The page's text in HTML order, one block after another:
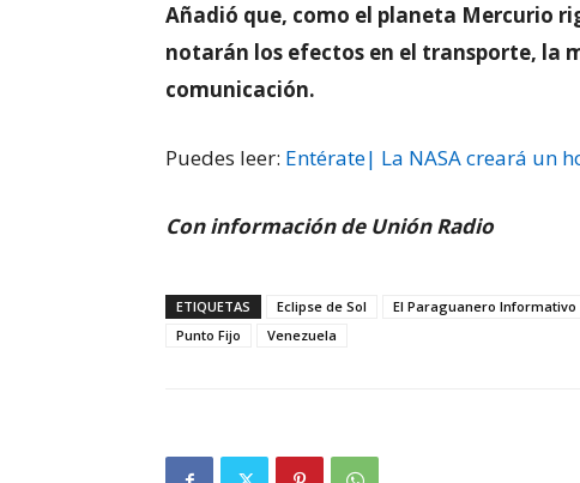
Añadió que, como el planeta Mercurio
notarán los efectos en el transporte, la
comunicación.
Puedes leer: Entérate| La NASA creará un
Con información de Unión Radio
ETIQUETAS Eclipse de Sol El Paraguanero Informativo
Punto Fijo
Venezuela